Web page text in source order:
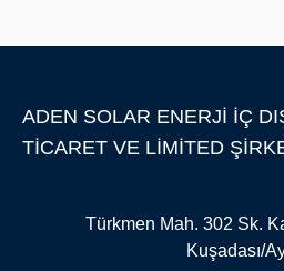
ADEN SOLAR ENERJİ İÇ
TİCARET VE LİMİTED
Türkmen Mah. 302 Sk.
Kuşadası/